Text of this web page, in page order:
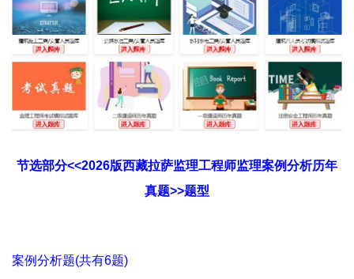
节选部分<<2026版西藏拉萨监理工程师监理案例分析历年
真题>>题型
案例分析题(共有6题)